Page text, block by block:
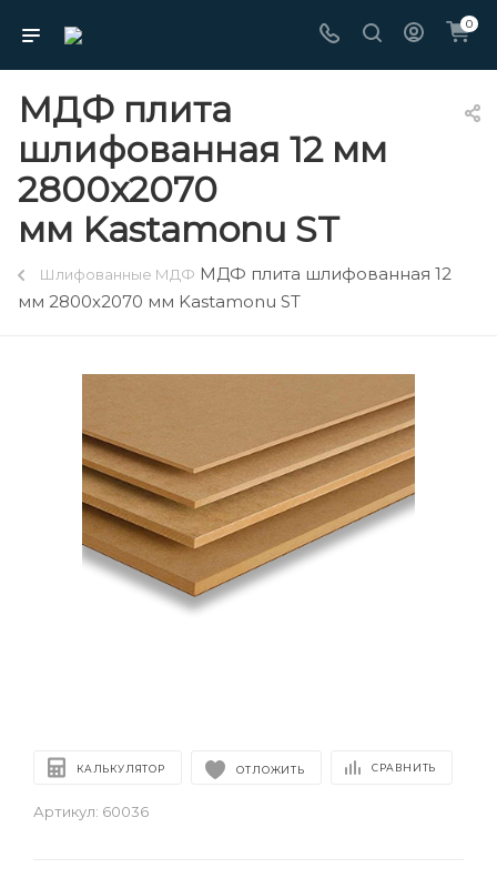
0
МДФ плита
шлифованная 12 мм
2800х2070
мм Kastamonu ST
Шлифованные МДФ МДФ плита шлифованная 12
мм 2800х2070 мм Kastamonu ST
КАЛЬКУЛЯТОР ОТЛОЖИТЬ СРАВНИТЬ
Артикул: 60036